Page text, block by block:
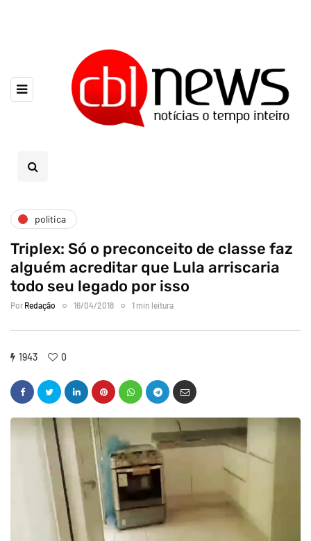
política
Triplex: Só o preconceito de classe faz
alguém acreditar que Lula arriscaria
todo seu legado por isso
Por Redação 16/04/2018 1 min leitura
1943 0